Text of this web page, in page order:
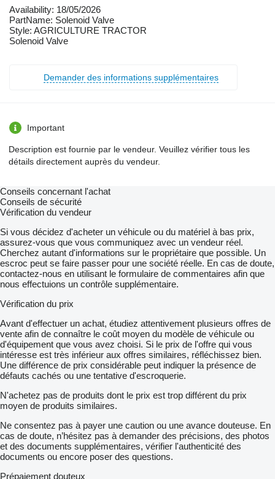
Availability: 18/05/2026
PartName: Solenoid Valve
Style: AGRICULTURE TRACTOR
Solenoid Valve
Demander des informations supplémentaires
Important
Description est fournie par le vendeur. Veuillez vérifier tous les
détails directement auprès du vendeur.
Conseils concernant l'achat
Conseils de sécurité
Vérification du vendeur
Si vous décidez d'acheter un véhicule ou du matériel à bas prix,
assurez-vous que vous communiquez avec un vendeur réel.
Cherchez autant d'informations sur le propriétaire que possible. Un
escroc peut se faire passer pour une société réelle. En cas de doute,
contactez-nous en utilisant le formulaire de commentaires afin que
nous effectuions un contrôle supplémentaire.
Vérification du prix
Avant d'effectuer un achat, étudiez attentivement plusieurs offres de
vente afin de connaître le coût moyen du modèle de véhicule ou
d'équipement que vous avez choisi. Si le prix de l'offre qui vous
intéresse est très inférieur aux offres similaires, réfléchissez bien.
Une différence de prix considérable peut indiquer la présence de
défauts cachés ou une tentative d'escroquerie.
N'achetez pas de produits dont le prix est trop différent du prix
moyen de produits similaires.
Ne consentez pas à payer une caution ou une avance douteuse. En
cas de doute, n’hésitez pas à demander des précisions, des photos
et des documents supplémentaires, vérifier l'authenticité des
documents ou encore poser des questions.
Prépaiement douteux